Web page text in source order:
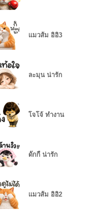
แมวส้ม อิอิ3
ละมุน น่ารัก
โจโจ้ ทำงาน
ดั๊กกี้ น่ารัก
แมวส้ม อิอิ2